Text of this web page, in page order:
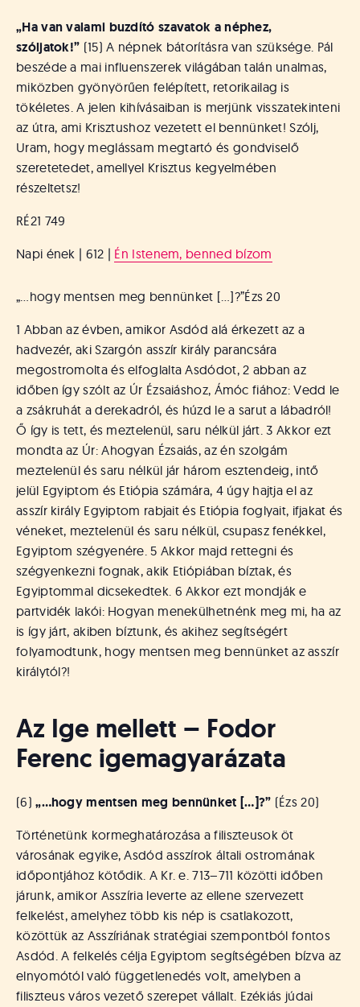
„Ha van valami buzdító szavatok a néphez,
szóljatok!” (15) A népnek bátorításra van szüksége. Pál
beszéde a mai influenszerek világában talán unalmas,
miközben gyönyörűen felépített, retorikailag is
tökéletes. A jelen kihívásaiban is merjünk visszatekinteni
az útra, ami Krisztushoz vezetett el bennünket! Szólj,
Uram, hogy meglássam megtartó és gondviselő
szeretetedet, amellyel Krisztus kegyelmében
részeltetsz!
RÉ21 749
Napi ének | 612 | Én Istenem, benned bízom
„…hogy mentsen meg bennünket […]?”Ézs 20
1 Abban az évben, amikor Asdód alá érkezett az a
hadvezér, aki Szargón asszír király parancsára
megostromolta és elfoglalta Asdódot, 2 abban az
időben így szólt az Úr Ézsaiáshoz, Ámóc fiához: Vedd le
a zsákruhát a derekadról, és húzd le a sarut a lábadról!
Ő így is tett, és meztelenül, saru nélkül járt. 3 Akkor ezt
mondta az Úr: Ahogyan Ézsaiás, az én szolgám
meztelenül és saru nélkül jár három esztendeig, intő
jelül Egyiptom és Etiópia számára, 4 úgy hajtja el az
asszír király Egyiptom rabjait és Etiópia foglyait, ifjakat és
véneket, meztelenül és saru nélkül, csupasz fenékkel,
Egyiptom szégyenére. 5 Akkor majd rettegni és
szégyenkezni fognak, akik Etiópiában bíztak, és
Egyiptommal dicsekedtek. 6 Akkor ezt mondják e
partvidék lakói: Hogyan menekülhetnénk meg mi, ha az
is így járt, akiben bíztunk, és akihez segítségért
folyamodtunk, hogy mentsen meg bennünket az asszír
királytól?!
Az Ige mellett – Fodor
Ferenc igemagyarázata
(6)„…hogy mentsen meg bennünket […]?” (Ézs 20)
Történetünk kormeghatározása a filiszteusok öt
városának egyike, Asdód asszírok általi ostromának
időpontjához kötődik. A Kr. e. 713–711 közötti időben
járunk, amikor Asszíria leverte az ellene szervezett
felkelést, amelyhez több kis nép is csatlakozott,
közöttük az Asszíriának stratégiai szempontból fontos
Asdód. A felkelés célja Egyiptom segítségében bízva az
elnyomótól való függetlenedés volt, amelyben a
filiszteus város vezető szerepet vállalt. Ezékiás júdai